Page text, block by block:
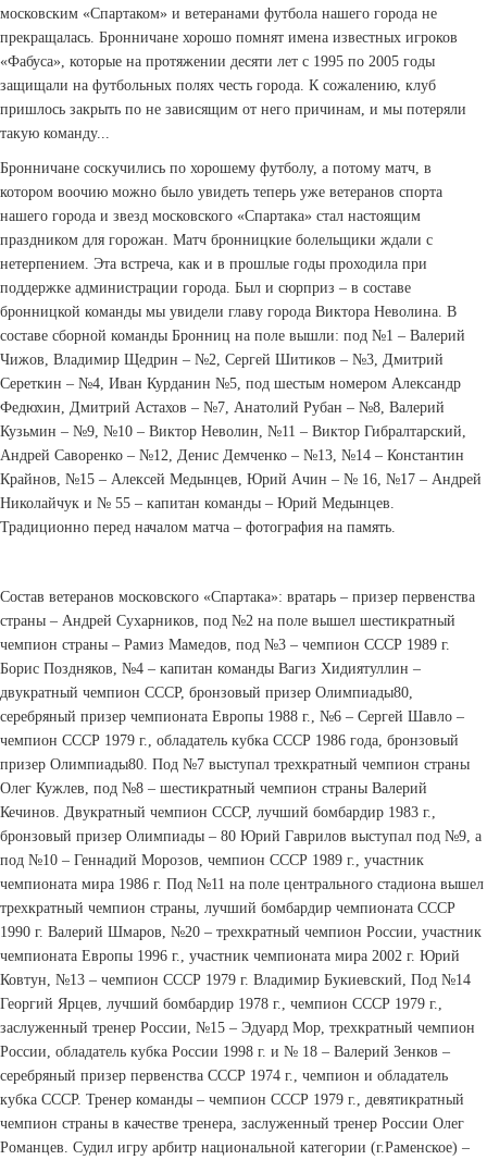
московским «Спартаком» и ветеранами футбола нашего города не
прекращалась. Бронничане хорошо помнят имена известных игроков
«Фабуса», которые на протяжении десяти лет с 1995 по 2005 годы
защищали на футбольных полях честь города. К сожалению, клуб
пришлось закрыть по не зависящим от него причинам, и мы потеряли
такую команду...
Бронничане соскучились по хорошему футболу, а потому матч, в
котором воочию можно было увидеть теперь уже ветеранов спорта
нашего города и звезд московского «Спартака» стал настоящим
праздником для горожан. Матч бронницкие болельщики ждали с
нетерпением. Эта встреча, как и в прошлые годы проходила при
поддержке администрации города. Был и сюрприз – в составе
бронницкой команды мы увидели главу города Виктора Неволина. В
составе сборной команды Бронниц на поле вышли: под №1 – Валерий
Чижов, Владимир Щедрин – №2, Сергей Шитиков – №3, Дмитрий
Сереткин – №4, Иван Курданин №5, под шестым номером ­Александр
Федюхин, Дмитрий Астахов – №7, Анатолий Рубан – №8, Валерий
Кузьмин – №9, №10 – Виктор Неволин, №11 – Виктор Гибралтарский,
Андрей Саворенко – №12, Денис Демченко – №13, №14 – Константин
Крайнов, №15 – Алексей Медынцев, Юрий Ачин – № 16, №17 – Андрей
Николайчук и № 55 – капитан команды – Юрий Медынцев.
Традиционно перед началом матча – фотография на память.
Состав ветеранов московского «Спартака»: вратарь – призер первенства
страны – Андрей Сухарников, под №2 на поле вышел шестикратный
чемпион страны – Рамиз Мамедов, под №3 – чемпион СССР 1989 г.
Борис Поздняков, №4 – капитан команды Вагиз Хидиятуллин –
двукратный чемпион СССР, бронзовый призер Олимпиады­80,
серебряный призер чемпионата Европы 1988 г., №6 – Сергей Шавло –
чемпион СССР 1979 г., обладатель кубка СССР 1986 года, бронзовый
призер Олимпиады­80. Под №7 выступал трехкратный чемпион страны
Олег Кужлев, под №8 – шестикратный чемпион страны Валерий
Кечинов. Двукратный чемпион СССР, лучший бомбардир 1983 г.,
бронзовый призер Олимпиады – 80 Юрий Гаврилов выступал под №9, а
под №10 – Геннадий Морозов, чемпион СССР 1989 г., участник
чемпионата мира 1986 г. Под №11 на поле центрального стадиона вышел
трехкратный чемпион страны, лучший бомбардир чемпионата СССР
1990 г. Валерий Шмаров, №20 – трехкратный чемпион России, участник
чемпионата Европы 1996 г., участник чемпионата мира 2002 г. Юрий
Ковтун, №13 – чемпион СССР 1979 г. Владимир Букиевский, Под №14
Георгий Ярцев, лучший бомбардир 1978 г., чемпион СССР 1979 г.,
заслуженный тренер России, №15 – Эдуард Мор, трехкратный чемпион
России, обладатель кубка России 1998 г. и № 18 – Валерий Зенков –
серебряный призер первенства СССР 1974 г., чемпион и обладатель
кубка СССР. Тренер команды – чемпион СССР 1979 г., девятикратный
чемпион страны в качестве тренера, заслуженный тренер России Олег
Романцев. Судил игру арбитр национальной категории (г.Раменское) –